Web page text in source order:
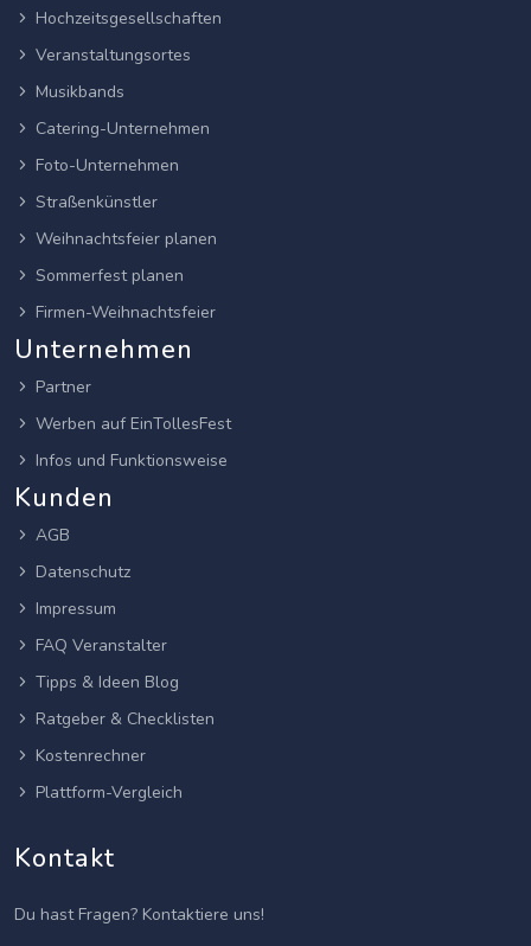
Hochzeitsgesellschaften
Veranstaltungsortes
Musikbands
Catering-Unternehmen
Foto-Unternehmen
Straßenkünstler
Weihnachtsfeier planen
Sommerfest planen
Firmen-Weihnachtsfeier
Unternehmen
Partner
Werben auf EinTollesFest
Infos und Funktionsweise
Kunden
AGB
Datenschutz
Impressum
FAQ Veranstalter
Tipps & Ideen Blog
Ratgeber & Checklisten
Kostenrechner
Plattform-Vergleich
Kontakt
Du hast Fragen? Kontaktiere uns!